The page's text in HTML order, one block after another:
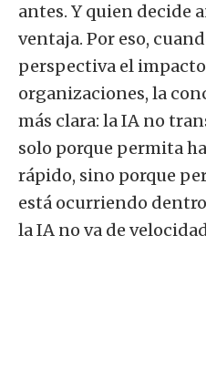
antes. Y quien decide
ventaja. Por eso,
perspectiva el
organizaciones, la
más clara: la IA no
solo porque permita
rápido, sino porque
está ocurriendo
la IA no va de